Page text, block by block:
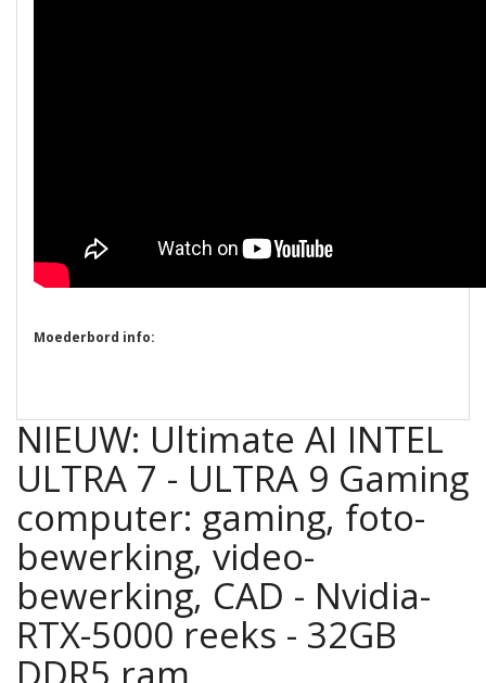
Moederbord info:
NIEUW: Ultimate AI INTEL
ULTRA 7 - ULTRA 9 Gaming
computer: gaming, foto-
bewerking, video-
bewerking, CAD - Nvidia-
RTX-5000 reeks - 32GB